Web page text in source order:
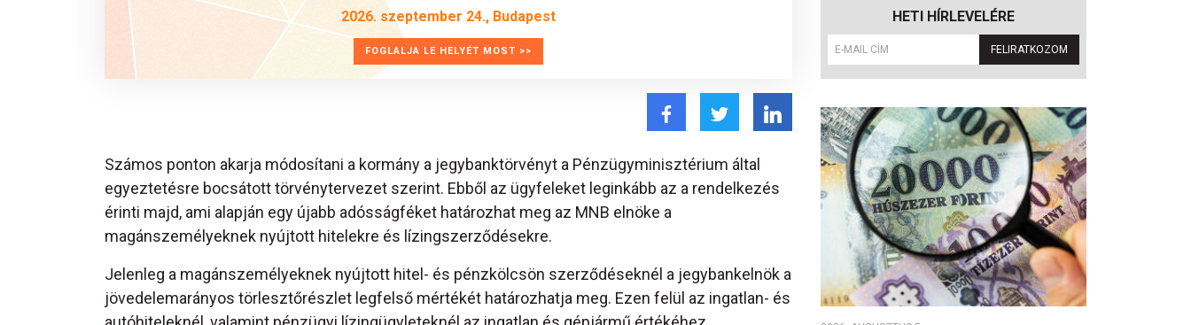
2026. szeptember 24., Budapest
FOGLALJA LE HELYÉT MOST >>
Számos ponton akarja módosítani a kormány a jegybanktörvényt a Pénzügyminisztérium által
egyeztetésre bocsátott törvénytervezet szerint. Ebből az ügyfeleket leginkább az a rendelkezés
érinti majd, ami alapján egy újabb adósságféket határozhat meg az MNB elnöke a
magánszemélyeknek nyújtott hitelekre és lízingszerződésekre.
Jelenleg a magánszemélyeknek nyújtott hitel- és pénzkölcsön szerződéseknél a jegybankelnök a
jövedelemarányos törlesztőrészlet legfelső mértékét határozhatja meg. Ezen felül az ingatlan- és
HETI HÍRLEVELÉRE
FELIRATKOZOM